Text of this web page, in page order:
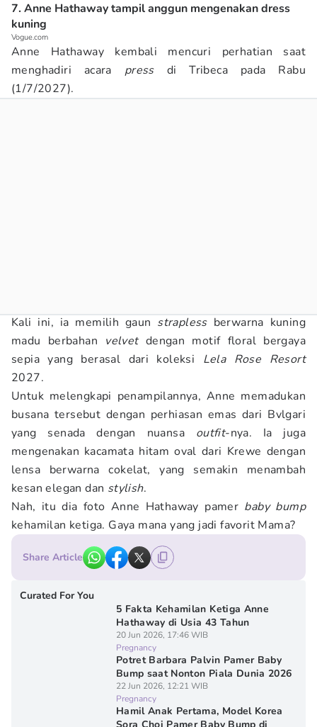
7. Anne Hathaway tampil anggun mengenakan dress
kuning
Vogue.com
Anne Hathaway kembali mencuri perhatian saat
menghadiri acara pressdi Tribeca pada Rabu
(1/7/2027).
Kali ini, ia memilih gaun straplessberwarna kuning
madu berbahan velvetdengan motif floral bergaya
sepia yang berasal dari koleksi Lela Rose Resort
2027.
Untuk melengkapi penampilannya, Anne memadukan
busana tersebut dengan perhiasan emas dari Bvlgari
yang senada dengan nuansa outfit-nya. Ia juga
mengenakan kacamata hitam oval dari Krewe dengan
lensa berwarna cokelat, yang semakin menambah
kesan elegan dan stylish.
Nah, itu dia foto Anne Hathaway pamer baby bump
kehamilan ketiga. Gaya mana yang jadi favorit Mama?
Share Article
Curated For You
5 Fakta Kehamilan Ketiga Anne
Hathaway di Usia 43 Tahun
20 Jun 2026, 17:46 WIB
Pregnancy
Potret Barbara Palvin Pamer Baby
Bump saat Nonton Piala Dunia 2026
22 Jun 2026, 12:21 WIB
Pregnancy
Hamil Anak Pertama, Model Korea